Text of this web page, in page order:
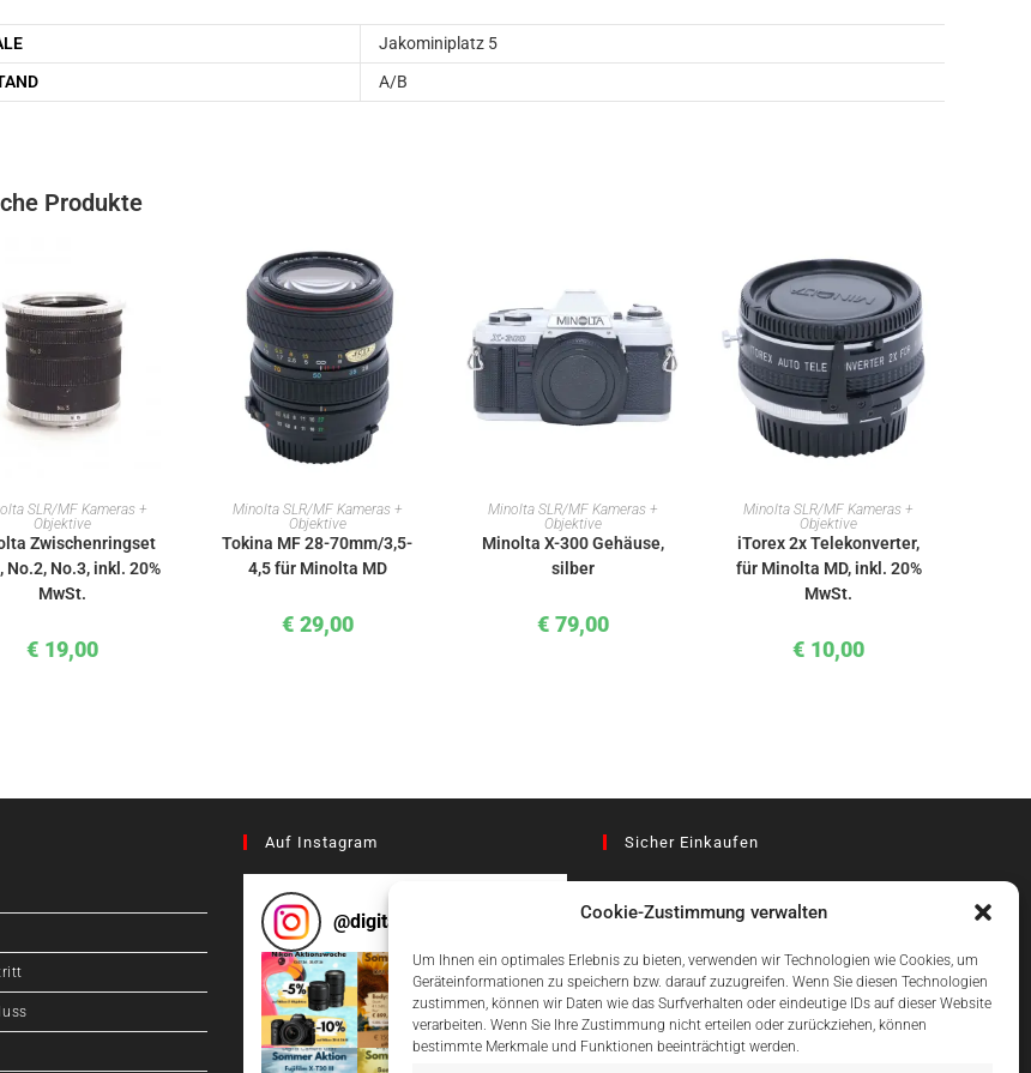
Cookie-Zustimmung verwalten
Um Ihnen ein optimales Erlebnis zu bieten, verwenden wir Technologien wie Cookies, um
Geräteinformationen zu speichern bzw. darauf zuzugreifen. Wenn Sie diesen Technologien
zustimmen, können wir Daten wie das Surfverhalten oder eindeutige IDs auf dieser Website
verarbeiten. Wenn Sie Ihre Zustimmung nicht erteilen oder zurückziehen, können
bestimmte Merkmale und Funktionen beeinträchtigt werden.
Jakominiplatz 5
A/B
Produkte
DEN WARENKORB
SLR/MF Kameras +
Objektive
Zwischenringset
No.2, No.3, inkl. 20%
MwSt.
€ 19,00
IN DEN WARENKORB
Minolta SLR/MF Kameras +
Objektive
Tokina MF 28-70mm/3,5-
4,5 für Minolta MD
€ 29,00
IN DEN WARENKORB
Minolta SLR/MF Kameras +
Objektive
Minolta X-300 Gehäuse,
silber
€ 79,00
IN DEN WARENKORB
Minolta SLR/MF Kameras +
Objektive
iTorex 2x Telekonverter,
für Minolta MD, inkl. 20%
MwSt.
€ 10,00
Auf Instagram
@digitalcameragraz
Sicher Einkaufen
Einfach Online Bezahlen